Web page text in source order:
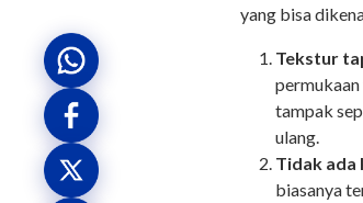
yang bisa
Tekstur
tampak
ulang.
Tidak ada
biasanya